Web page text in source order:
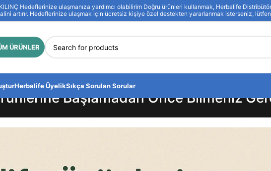
Hedeflerinize ulaşmanıza yardımcı olabilirim Doğru ürünleri kullanmak, Herbalife
artırır. Hedeflerinize ulaşmak için ücretsiz kişiye özel destekten yararlanmak isterseniz,
ÜRÜNLER
Herbalife ÜyelikSıkça Sorulan Sorular
Başlamadan Önce Bilmeniz